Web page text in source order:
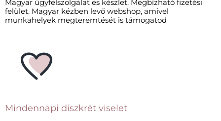
Magyar ügyfélszolgálat és készlet. Megbízható fizetési
felület. Magyar kézben levő webshop, amivel
munkahelyek megteremtését is támogatod​
Mindennapi diszkrét viselet​